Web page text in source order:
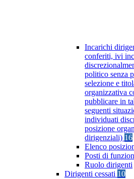
Incarichi
conferiti, ivi
politico senza
selezione e
organizzativa
pubblicare in
seguenti
individuati
posizione
dirigenziali) 16
Elenco
Posti di
Ruolo dirigenti
Dirigenti cessati 10